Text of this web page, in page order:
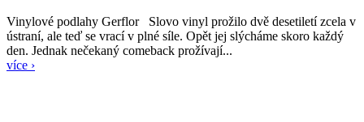
Vinylové podlahy Gerflor Slovo vinyl prožilo dvě desetiletí zcela v
ústraní, ale teď se vrací v plné síle. Opět jej slýcháme skoro každý
den. Jednak nečekaný comeback prožívají...
více ›